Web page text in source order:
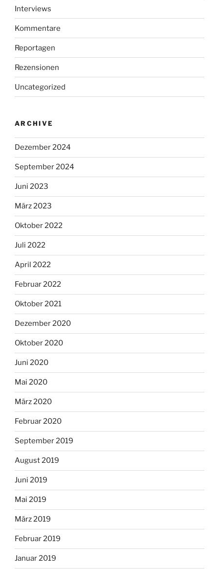
Interviews
Kommentare
Reportagen
Rezensionen
Uncategorized
ARCHIVE
Dezember 2024
September 2024
Juni 2023
März 2023
Oktober 2022
Juli 2022
April 2022
Februar 2022
Oktober 2021
Dezember 2020
Oktober 2020
Juni 2020
Mai 2020
März 2020
Februar 2020
September 2019
August 2019
Juni 2019
Mai 2019
März 2019
Februar 2019
Januar 2019